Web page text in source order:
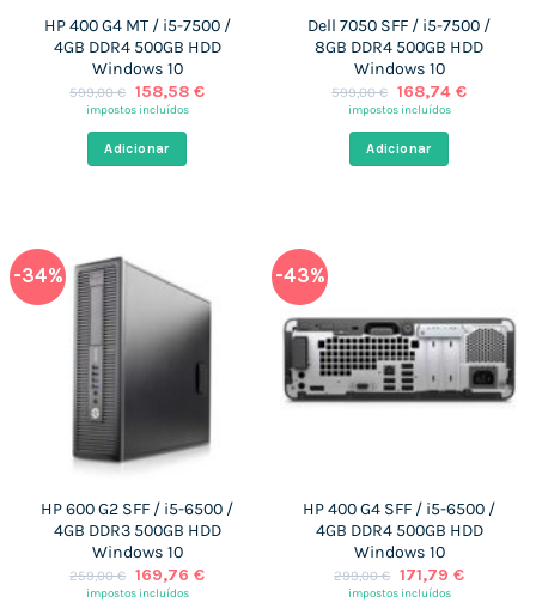
HP 400 G4 MT / i5-7500 /
4GB DDR4 500GB HDD
Windows 10
599,00€ O
preço
era:
599,00 €.
158,58 €O
impostos incluídos
Adicionar
Dell 7050 SFF / i5-7500 /
8GB DDR4 500GB HDD
Windows 10
599,00€ O
preço
era:
599,00 €.
168,74 €O
impostos incluídos
Adicionar
-34%
HP 600 G2 SFF / i5-6500 /
4GB DDR3 500GB HDD
Windows 10
259,00€ O
preço
169,76 €O
impostos incluídos
-43%
HP 400 G4 SFF / i5-6500 /
4GB DDR4 500GB HDD
Windows 10
299,00€ O
preço
171,79 €O
impostos incluídos